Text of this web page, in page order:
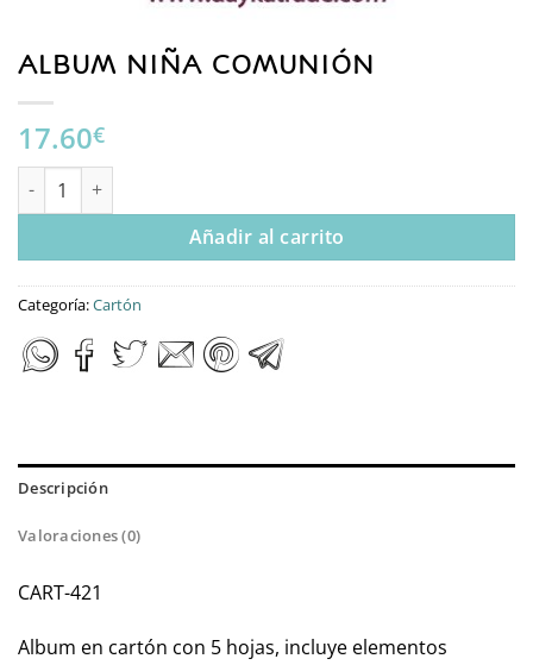
ALBUM NIÑA COMUNIÓN
17.60€
ALBUM NIÑA COMUNIÓN cantidad
Añadir al carrito
Categoría:Cartón
Descripción
Valoraciones (0)
CART-421
Album en cartón con 5 hojas, incluye elementos